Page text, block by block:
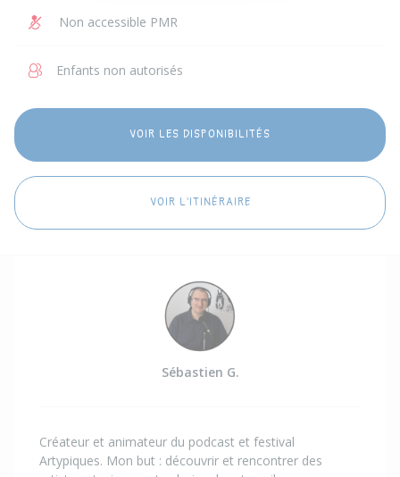
Non accessible PMR
Enfants non autorisés
VOIR LES DISPONIBILITÉS
VOIR L'ITINÉRAIRE
Sébastien G.
Créateur et animateur du podcast et festival
Artypiques. Mon but : découvrir et rencontrer des